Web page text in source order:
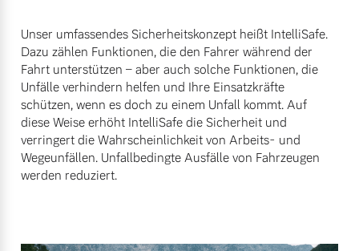
Unser umfassendes Sicherheitskonzept heißt IntelliSafe.
Dazu zählen Funktionen, die den Fahrer während der
Fahrt unterstützen – aber auch solche Funktionen, die
Unfälle verhindern helfen und Ihre Einsatzkräfte
schützen, wenn es doch zu einem Unfall kommt. Auf
diese Weise erhöht IntelliSafe die Sicherheit und
verringert die Wahrscheinlichkeit von Arbeits- und
Wegeunfällen. Unfallbedingte Ausfälle von Fahrzeugen
werden reduziert.